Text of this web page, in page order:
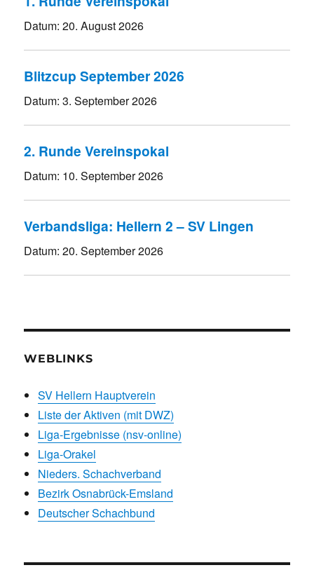
Datum:20. August 2026
Blitzcup September 2026
Datum:3. September 2026
2. Runde Vereinspokal
Datum: 10. September 2026
Verbandsliga: Hellern 2 – SV Lingen
Datum:20. September 2026
WEBLINKS
SV Hellern Hauptverein
Liste der Aktiven (mit DWZ)
Liga-Ergebnisse (nsv-online)
Liga-Orakel
Nieders. Schachverband
Bezirk Osnabrück-Emsland
Deutscher Schachbund